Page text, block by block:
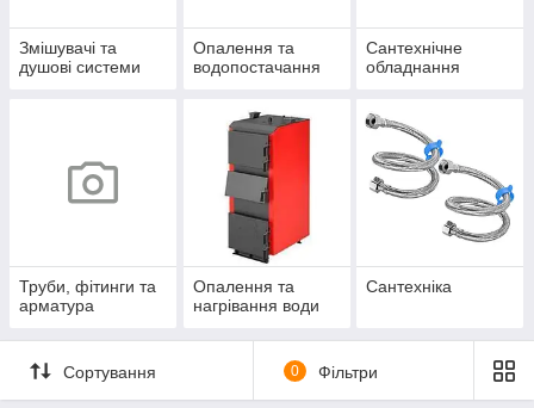
Змішувачі та
душові системи
Опалення та
водопостачання
Сантехнічне
обладнання
Труби, фітинги та
арматура
Опалення та
нагрівання води
Сантехніка
Сортування 0 Фільтри